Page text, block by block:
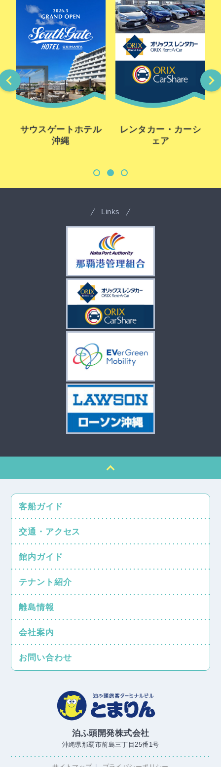
サウスゲートホテル
沖縄
レンタカー・カーシ
ェア
Links
客船ガイド
交通・アクセス
館内ガイド
テナント紹介
離島情報
会社案内
お問い合わせ
泊ふ頭開発株式会社
沖縄県那覇市前島三丁目25番1号